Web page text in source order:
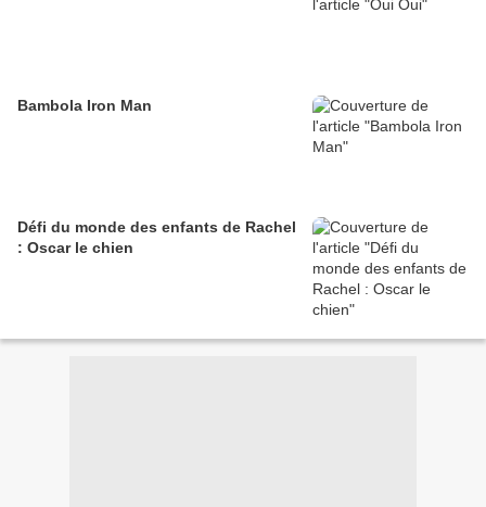
Bambola Iron Man
Défi du monde des enfants de Rachel
: Oscar le chien